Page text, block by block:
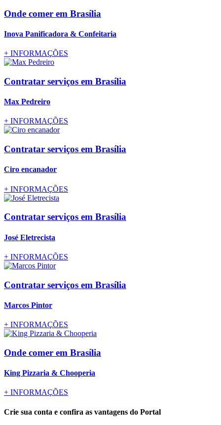
Onde comer em Brasília
Inova Panificadora & Confeitaria
+ INFORMAÇÕES
Contratar serviços em Brasília
Max Pedreiro
+ INFORMAÇÕES
Contratar serviços em Brasília
Ciro encanador
+ INFORMAÇÕES
Contratar serviços em Brasília
José Eletrecista
+ INFORMAÇÕES
Contratar serviços em Brasília
Marcos Pintor
+ INFORMAÇÕES
Onde comer em Brasília
King Pizzaria & Chooperia
+ INFORMAÇÕES
Crie sua conta e confira as vantagens do Portal